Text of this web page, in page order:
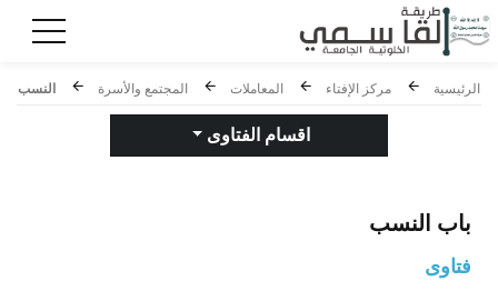
الرئيسية مركز الإفتاء المعاملات المجتمع والأسرة النسب
اقسام الفتاوى
باب النسب
فتاوى